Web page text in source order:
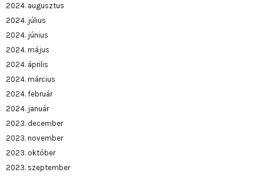
2024. augusztus
2024. július
2024. június
2024. május
2024. április
2024. március
2024. február
2024. január
2023. december
2023. november
2023. október
2023. szeptember